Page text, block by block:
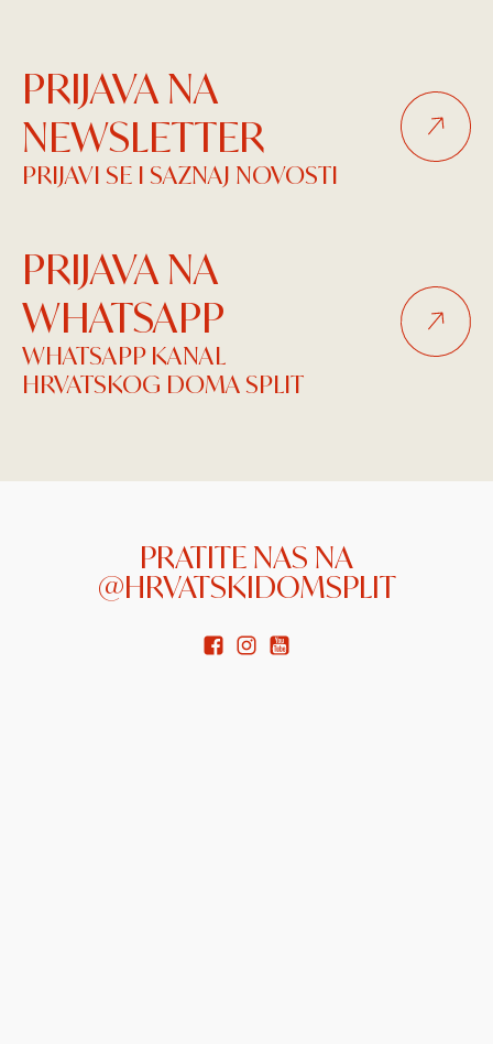
PRIJAVA NA
NEWSLETTER
PRIJAVI SE I SAZNAJ NOVOSTI
PRIJAVA NA
WHATSAPP
WHATSAPP KANAL
HRVATSKOG DOMA SPLIT
PRATITE NAS NA
@HRVATSKIDOMSPLIT